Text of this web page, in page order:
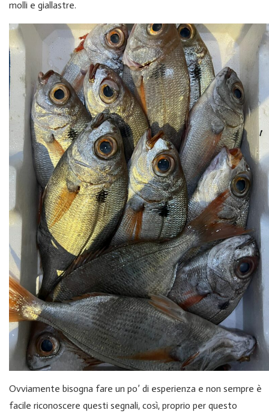
molli e giallastre.
Ovviamente bisogna fare un po’ di esperienza e non sempre è
facile riconoscere questi segnali, così, proprio per questo